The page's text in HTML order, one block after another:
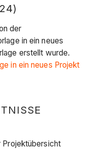
der
in ein neues
erstellt wurde.
in ein neues Projekt
Projektübersicht